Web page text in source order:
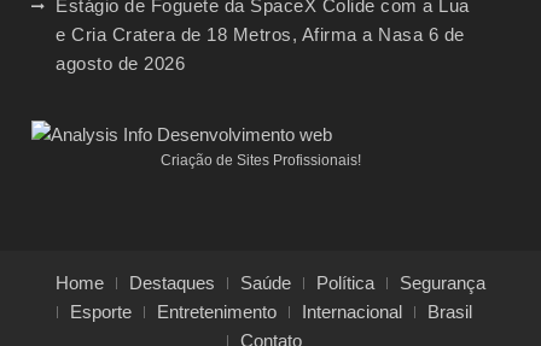
Estágio de Foguete da SpaceX Colide com a Lua
e Cria Cratera de 18 Metros, Afirma a Nasa 6 de
agosto de 2026
Criação de Sites Profissionais!
Home Destaques Saúde Política
Segurança
Esporte
Entretenimento Internacional
Brasil
Contato